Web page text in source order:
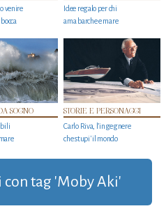
venire
Idee regalo per chi
ama barche e mare
SOGNO STORIE E PERSONAGGI
Carlo Riva, l’ingegnere
che stupi' il mondo
tag 'Moby Aki'